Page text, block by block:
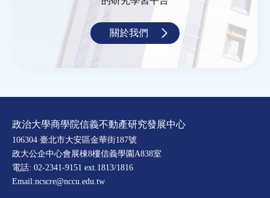
關於我們
政治大學商學院信義不動產研究發展中心
106304 臺北市大安區金華街187號
政大公企中心會展棟8樓信義學園A838室
電話: 02-2341-9151 ext.1813/1816
Email:ncscre@nccu.edu.tw